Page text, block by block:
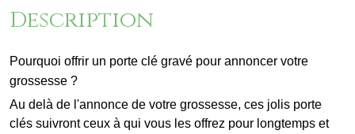
Description
Pourquoi offrir un porte clé gravé pour annoncer votre
grossesse ?
Au delà de l'annonce de votre grossesse, ces jolis porte
clés suivront ceux à qui vous les offrez pour longtemps et